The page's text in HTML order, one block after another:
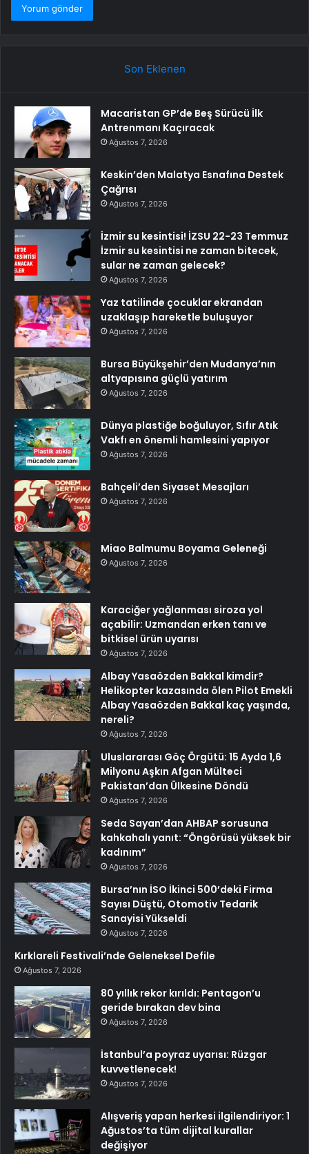
Son Eklenen
Macaristan GP’de Beş Sürücü İlk
Antrenmanı Kaçıracak
Ağustos 7, 2026
Keskin’den Malatya Esnafına Destek
Çağrısı
Ağustos 7, 2026
İzmir su kesintisi! İZSU 22-23 Temmuz
İzmir su kesintisi ne zaman bitecek,
sular ne zaman gelecek?
Ağustos 7, 2026
Yaz tatilinde çocuklar ekrandan
uzaklaşıp hareketle buluşuyor
Ağustos 7, 2026
Bursa Büyükşehir’den Mudanya’nın
altyapısına güçlü yatırım
Ağustos 7, 2026
Dünya plastiğe boğuluyor, Sıfır Atık
Vakfı en önemli hamlesini yapıyor
Ağustos 7, 2026
Bahçeli’den Siyaset Mesajları
Ağustos 7, 2026
Miao Balmumu Boyama Geleneği
Ağustos 7, 2026
Karaciğer yağlanması siroza yol
açabilir: Uzmandan erken tanı ve
bitkisel ürün uyarısı
Ağustos 7, 2026
Albay Yasaözden Bakkal kimdir?
Helikopter kazasında ölen Pilot Emekli
Albay Yasaözden Bakkal kaç yaşında,
nereli?
Ağustos 7, 2026
Uluslararası Göç Örgütü: 15 Ayda 1,6
Milyonu Aşkın Afgan Mülteci
Pakistan’dan Ülkesine Döndü
Ağustos 7, 2026
Seda Sayan’dan AHBAP sorusuna
kahkahalı yanıt: “Öngörüsü yüksek bir
kadınım”
Ağustos 7, 2026
Bursa’nın İSO İkinci 500’deki Firma
Sayısı Düştü, Otomotiv Tedarik
Sanayisi Yükseldi
Ağustos 7, 2026
Kırklareli Festivali’nde Geleneksel Defile
Ağustos 7, 2026
80 yıllık rekor kırıldı: Pentagon’u
geride bırakan dev bina
Ağustos 7, 2026
İstanbul’a poyraz uyarısı: Rüzgar
kuvvetlenecek!
Ağustos 7, 2026
Alışveriş yapan herkesi ilgilendiriyor: 1
Ağustos’ta tüm dijital kurallar
değişiyor